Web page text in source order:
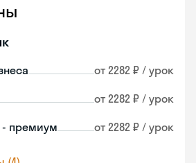
от 2282 ₽ / урок
от 2282 ₽ / урок
премиум от 2282 ₽ / урок